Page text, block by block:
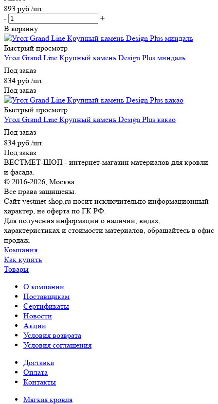
893 руб. /шт.
-
+
В корзину
Быстрый просмотр
Угол Grand Line Крупный камень Design Plus миндаль
Под заказ
834 руб./шт.
Под заказ
Быстрый просмотр
Угол Grand Line Крупный камень Design Plus какао
Под заказ
834 руб. /шт.
Под заказ
ВЕСТМЕТ-ШОП - интернет-магазин материалов для кровли
и фасада.
© 2016-2026, Москва
Все права защищены.
Сайт vestmet-shop.ru носит исключительно информационный
характер, не оферта по ГК РФ.
Для получения информации о наличии, видах,
характеристиках и стоимости материалов, обращайтесь в офис
продаж.
Компания
Как купить
Товары
О компании
Поставщикам
Сертификаты
Новости
Акции
Условия возврата
Условия соглашения
Доставка
Оплата
Контакты
Мягкая кровля